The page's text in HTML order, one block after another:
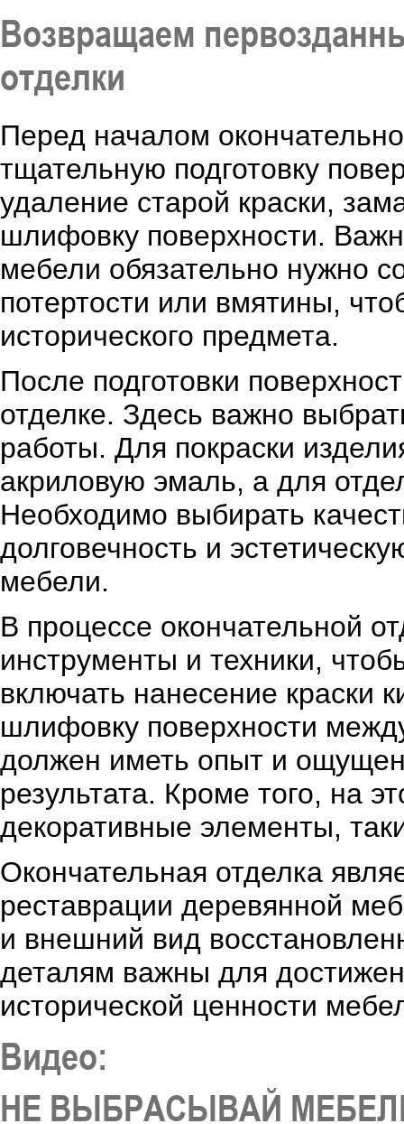
Возвращаем
отделки
Перед началом
тщательную подготовку
удаление старой краски,
шлифовку поверхности.
мебели обязательно нужно
потертости или вмятины,
исторического предмета.
После подготовки
отделке. Здесь важно
работы. Для покраски
акриловую эмаль, а для
Необходимо выбирать
долговечность и
мебели.
В процессе окончательной
инструменты и техники,
включать нанесение краски
шлифовку поверхности
должен иметь опыт и
результата. Кроме того, на
декоративные элементы,
Окончательная отделка
реставрации деревянной
и внешний вид
деталям важны для
исторической ценности
Видео:
НЕ ВЫБРАСЫВАЙ